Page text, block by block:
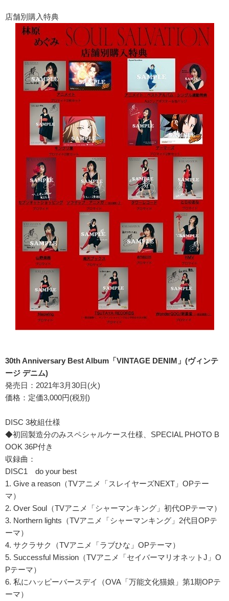
店舗別購入特典
30th Anniversary Best Album「VINTAGE DENIM」(ヴィンテ
ージ デニム)
発売日：2021年3月30日(火)
価格：定価3,000円(税別)
DISC 3枚組仕様
◆初回製造分のみスペシャルケース仕様、SPECIAL PHOTO B
OOK 36P付き
収録曲：
DISC1 do your best
1. Give a reason（TVアニメ「スレイヤーズNEXT」OPテー
マ）
2. Over Soul（TVアニメ「シャーマンキング」初代OPテーマ）
3. Northern lights（TVアニメ「シャーマンキング」2代目OPテ
ーマ）
4. サクラサク（TVアニメ「ラブひな」OPテーマ）
5. Successful Mission（TVアニメ「セイバーマリオネットJ」O
Pテーマ）
6. 私にハッピーバースデイ（OVA「万能文化猫娘」第1期OPテ
ーマ）